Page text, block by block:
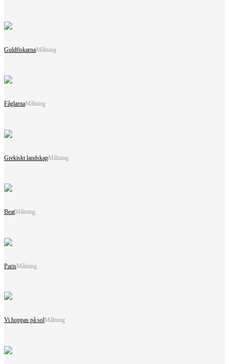
GuldfiskarnaMålning
FåglarnaMålning
Grekiskt landskapMålning
BeatMålning
ParisMålning
Vi hoppas på sol Målning